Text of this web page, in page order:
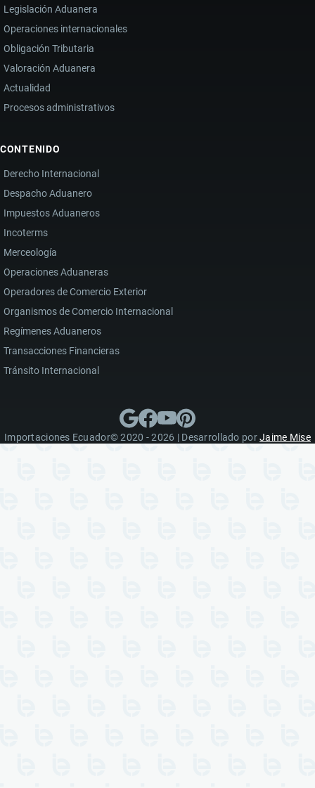
Legislación Aduanera
Operaciones internacionales
Obligación Tributaria
Valoración Aduanera
Actualidad
Procesos administrativos
CONTENIDO
Derecho Internacional
Despacho Aduanero
Impuestos Aduaneros
Incoterms
Merceología
Operaciones Aduaneras
Operadores de Comercio Exterior
Organismos de Comercio Internacional
Regímenes Aduaneros
Transacciones Financieras
Tránsito Internacional
Importaciones Ecuador© 2020 - 2026 | Desarrollado porJaime Mise